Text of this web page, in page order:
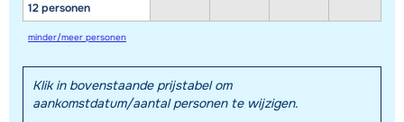
12 personen
minder/meer personen
Klik in bovenstaande prijstabel om
aankomstdatum/aantal personen te wijzigen.